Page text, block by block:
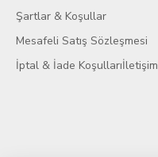
Şartlar & Koşullar
Mesafeli Satış Sözleşmesi
İptal & İade Koşullarıİletişim